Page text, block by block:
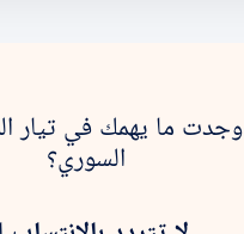
وجدت ما يهمك في تيار
السوري؟